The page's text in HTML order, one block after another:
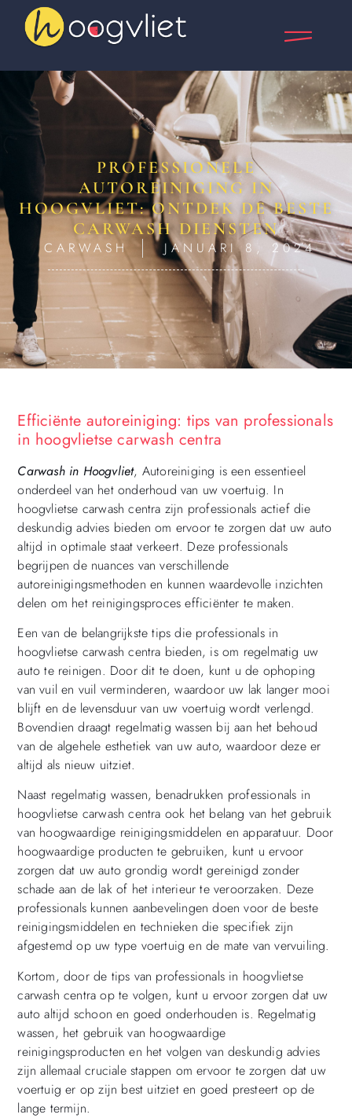
CARWASH JANUARI 8, 2024
PROFESSIONELE
AUTOREINIGING IN
HOOGVLIET: ONTDEK DE BESTE
CARWASH DIENSTEN
Efficiënte autoreiniging: tips van professionals
in hoogvlietse carwash centra
Carwash in Hoogvliet, Autoreiniging is een essentieel
onderdeel van het onderhoud van uw voertuig. In
hoogvlietse carwash centra zijn professionals actief die
deskundig advies bieden om ervoor te zorgen dat uw auto
altijd in optimale staat verkeert. Deze professionals
begrijpen de nuances van verschillende
autoreinigingsmethoden en kunnen waardevolle inzichten
delen om het reinigingsproces efficiënter te maken.
Een van de belangrijkste tips die professionals in
hoogvlietse carwash centra bieden, is om regelmatig uw
auto te reinigen. Door dit te doen, kunt u de ophoping
van vuil en vuil verminderen, waardoor uw lak langer mooi
blijft en de levensduur van uw voertuig wordt verlengd.
Bovendien draagt regelmatig wassen bij aan het behoud
van de algehele esthetiek van uw auto, waardoor deze er
altijd als nieuw uitziet.
Naast regelmatig wassen, benadrukken professionals in
hoogvlietse carwash centra ook het belang van het gebruik
van hoogwaardige reinigingsmiddelen en apparatuur. Door
hoogwaardige producten te gebruiken, kunt u ervoor
zorgen dat uw auto grondig wordt gereinigd zonder
schade aan de lak of het interieur te veroorzaken. Deze
professionals kunnen aanbevelingen doen voor de beste
reinigingsmiddelen en technieken die specifiek zijn
afgestemd op uw type voertuig en de mate van vervuiling.
Kortom, door de tips van professionals in hoogvlietse
carwash centra op te volgen, kunt u ervoor zorgen dat uw
auto altijd schoon en goed onderhouden is. Regelmatig
wassen, het gebruik van hoogwaardige
reinigingsproducten en het volgen van deskundig advies
zijn allemaal cruciale stappen om ervoor te zorgen dat uw
voertuig er op zijn best uitziet en goed presteert op de
lange termijn.